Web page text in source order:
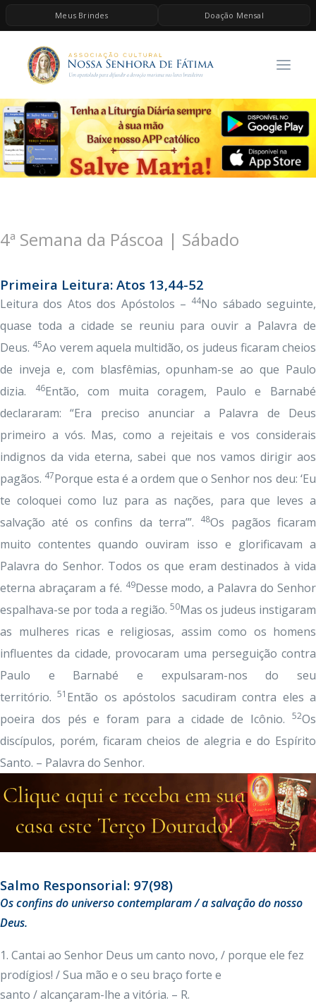
Meus Brindes Doação Mensal
HOME
A ASSOCIAÇÃO
CONTEÚDOS DE MARIA
ESPIRITUALIDADE
AS MELHORES MÚSICAS CATÓLICAS
BRINDES
4ª Semana da Páscoa | Sábado
Primeira Leitura: Atos 13,44-52
Leitura dos Atos dos Apóstolos – 44No sábado seguinte,
quase toda a cidade se reuniu para ouvir a Palavra de
Deus. 45Ao verem aquela multidão, os judeus ficaram cheios
de inveja e, com blasfêmias, opunham-se ao que Paulo
dizia.
46Então, com muita coragem, Paulo e Barnabé
declararam: “Era preciso anunciar a Palavra de Deus
primeiro a vós. Mas, como a rejeitais e vos considerais
indignos da vida eterna, sabei que nos vamos dirigir aos
pagãos. 47Porque esta é a ordem que o Senhor nos deu: ‘Eu
te coloquei como luz para as nações, para que leves a
salvação até os confins da terra’”.
48Os pagãos ficaram
muito contentes quando ouviram isso e glorificavam a
Palavra do Senhor. Todos os que eram destinados à vida
eterna abraçaram a fé. 49Desse modo, a Palavra do Senhor
espalhava-se por toda a região. 50Mas os judeus instigaram
as mulheres ricas e religiosas, assim como os homens
influentes da cidade, provocaram uma perseguição contra
Paulo e Barnabé e expulsaram-nos do seu
território.51 Então os apóstolos sacudiram contra eles a
poeira dos pés e foram para a cidade de Icônio.
52Os
discípulos, porém, ficaram cheios de alegria e do Espírito
Santo. – Palavra do Senhor.
Salmo Responsorial: 97(98)
Os confins do universo contemplaram / a salvação do nosso
Deus.
1. Cantai ao Senhor Deus um canto novo, / porque ele fez
prodígios! / Sua mão e o seu braço forte e
santo / alcançaram-lhe a vitória. – R.